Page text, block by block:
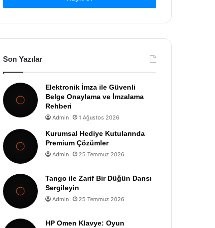
Son Yazılar
Elektronik İmza ile Güvenli
Belge Onaylama ve İmzalama
Rehberi
Admin 1 Ağustos 2026
Kurumsal Hediye Kutularında
Premium Çözümler
Admin 25 Temmuz 2026
Tango ile Zarif Bir Düğün Dansı
Sergileyin
Admin 25 Temmuz 2026
HP Omen Klavye: Oyun